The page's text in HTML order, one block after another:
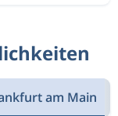
am Main